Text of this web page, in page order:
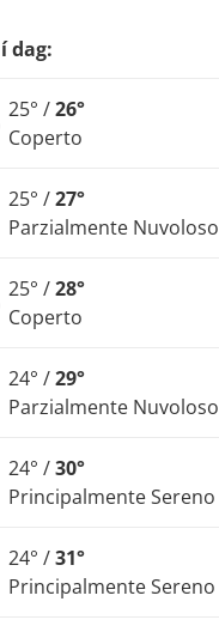
dag:
25° /26°
Coperto
25° /27°
Parzialmente Nuvoloso
25° /28°
Coperto
24° /29°
Parzialmente Nuvoloso
24° /30°
Principalmente Sereno
24° /31°
Principalmente Sereno